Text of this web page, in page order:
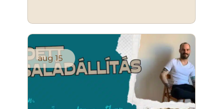
aug 15